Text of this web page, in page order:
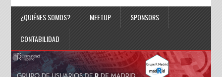
¿QUIÉNES SOMOS? MEETUP SPONSORS
CONTABILIDAD